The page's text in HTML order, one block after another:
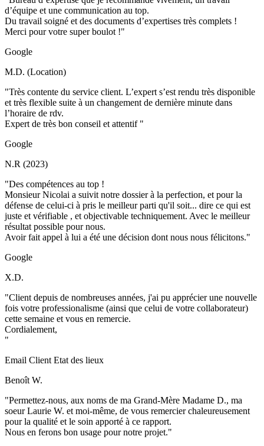
d’équipe et une communication au top.
Du travail soigné et des documents d’expertises très complets !
Merci pour votre super boulot !"
Google
M.D. (Location)
"Très contente du service client. L’expert s’est rendu très disponible
et très flexible suite à un changement de dernière minute dans
l’horaire de rdv.
Expert de très bon conseil et attentif "
Google
N.R (2023)
"Des compétences au top !
Monsieur Nicolai a suivit notre dossier à la perfection, et pour la
défense de celui-ci à pris le meilleur parti qu'il soit... dire ce qui est
juste et vérifiable , et objectivable techniquement. Avec le meilleur
résultat possible pour nous.
Avoir fait appel à lui a été une décision dont nous nous félicitons."
Google
X.D.
"Client depuis de nombreuses années, j'ai pu apprécier une nouvelle
fois votre professionalisme (ainsi que celui de votre collaborateur)
cette semaine et vous en remercie.
Cordialement,
"
Email Client Etat des lieux
Benoît W.
"Permettez-nous, aux noms de ma Grand-Mère Madame D., ma
soeur Laurie W. et moi-même, de vous remercier chaleureusement
pour la qualité et le soin apporté à ce rapport.
Nous en ferons bon usage pour notre projet."